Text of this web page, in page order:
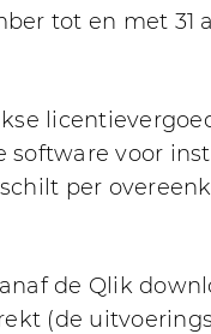
tot en met 31
voor
per
de Qlik
(de